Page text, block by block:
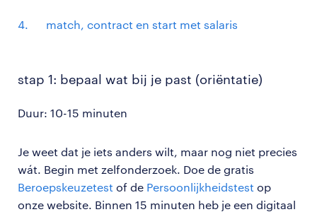
match, contract en start met salaris
stap 1: bepaal wat bij je past (oriëntatie)
Duur: 10-15 minuten
Je weet dat je iets anders wilt, maar nog niet precies
wát. Begin met zelfonderzoek. Doe de gratis
Beroepskeuzetest of de Persoonlijkheidstest op
onze website. Binnen 15 minuten heb je een digitaal